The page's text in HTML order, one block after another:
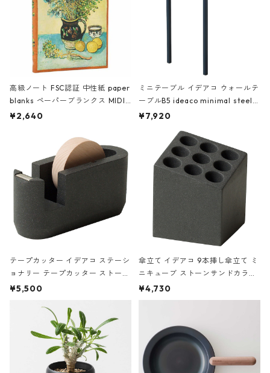
高級ノート FSC認証 中性紙 paper
blanks ペーパーブランクス MIDI
ハードカバー 罫線 ヴァン・ゴッホ
¥2,640
ミニテーブル イデアコ ウォールテ
ーブルB5 ideaco minimal steel f
urniture WALL Table B5 ネイビー
¥7,920
テープカッター イデアコ ステーシ
ョナリー テープカッター ストーン
サンドカラー 石調 ideaco Station
¥5,500
傘立て イデアコ 9本挿し傘立て ミ
ニキューブ ストーンサンドカラー
石調 ideaco Umbrella Stand CUB
E ストーンサンドブラック
¥4,730